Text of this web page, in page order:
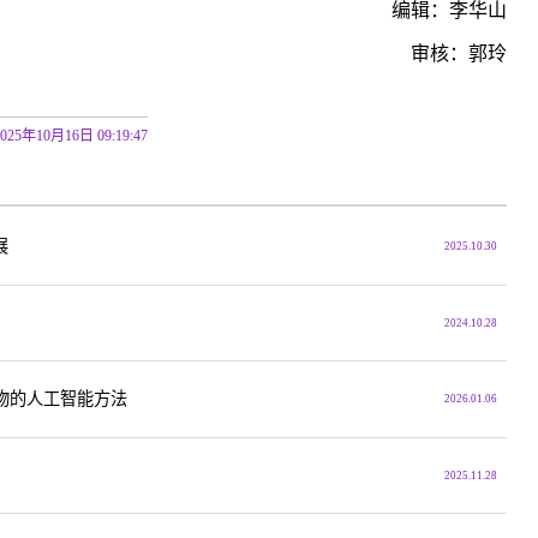
编辑：李华山
审核：郭玲
年10月16日 09:19:47
2025.10.30
2024.10.28
2026.01.06
的人工智能方法
2025.11.28